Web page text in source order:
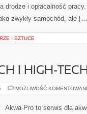
drodze i opłacalność
zwykły samochód, ale
I SZTUCE
I HIGH-
MOŻLIWOŚĆ
Akwa-Pro to serwis dla